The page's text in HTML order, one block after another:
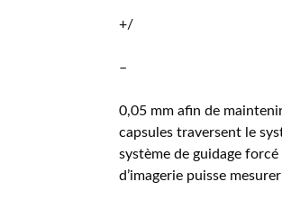
+/
–
0,05 mm afin de
capsules traversent le
système de guidage
d’imagerie puisse